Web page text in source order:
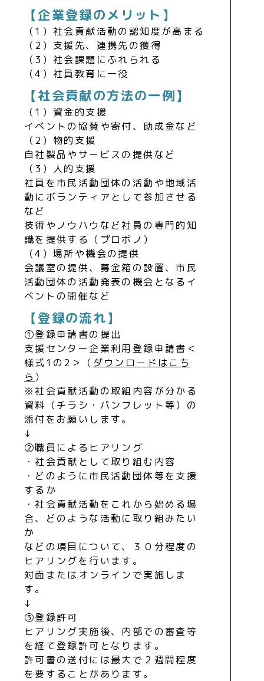
【企業登録のメリット】
（1）社会貢献活動の認知度が高まる
（2）支援先、連携先の獲得
（3）社会課題にふれられる
（4）社員教育に一役
【社会貢献の方法の一例】
（1）資金的支援
イベントの協賛や寄付、助成金など
（2）物的支援
自社製品やサービスの提供など
（3）人的支援
社員を市民活動団体の活動や地域活
動にボランティアとして参加させる
など
技術やノウハウなど社員の専門的知
識を提供する（プロボノ）
（4）場所や機会の提供
会議室の提供、募金箱の設置、市民
活動団体の活動発表の機会となるイ
ベントの開催など
【登録の流れ】
①登録申請書の提出
支援センター企業利用登録申請書＜
様式1の2＞（ ダウンロードはこち
ら ）
※社会貢献活動の取組内容が分かる
資料（チラシ・パンフレット等）の
添付をお願いします。
↓
②職員によるヒアリング
・社会貢献として取り組む内容
・どのように市民活動団体等を支援
するか
・社会貢献活動をこれから始める場
合、どのような活動に取り組みたい
か
などの項目について、３０分程度の
ヒアリングを行います。
対面またはオンラインで実施しま
す。
↓
③登録許可
ヒアリング実施後、内部での審査等
を経て登録許可となります。
許可書の送付には最大で２週間程度
を要することがあります。